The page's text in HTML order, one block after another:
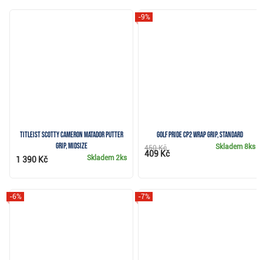
Titleist Scotty Cameron Matador putter
grip, midsize
Skladem2ks
1 390 Kč
Golf Pride CP2 Wrap grip, Standard
-9%
Skladem8ks
450 Kč
409 Kč
-6% -7%